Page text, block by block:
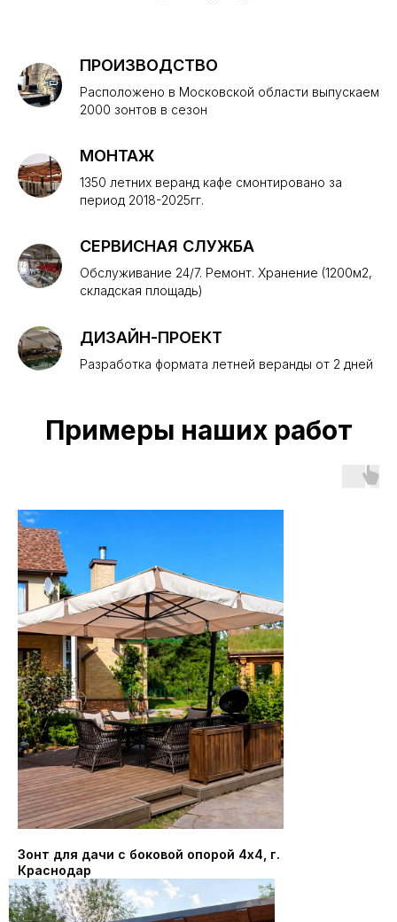
ПРОИЗВОДСТВО
Расположено в Московской области выпускаем
2000 зонтов в сезон
МОНТАЖ
1350 летних веранд кафе смонтировано за
период 2018-2025гг.
СЕРВИСНАЯ СЛУЖБА
Обслуживание 24/7. Ремонт. Хранение (1200м2,
складская площадь)
ДИЗАЙН-ПРОЕКТ
Разработка формата летней веранды от 2 дней
Примеры наших работ
Зонт для дачи с боковой опорой 4х4, г.
Краснодар